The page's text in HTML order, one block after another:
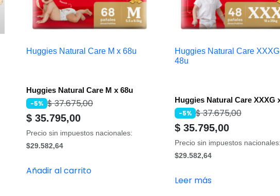
Huggies Natural Care M x 68u
Huggies Natural Care M x 68u
-5% $37.675,00
$ 35.795,00
Precio sin impuestos nacionales:
$29.582,64
Añadir al carrito
Huggies Natural Care
48u
Huggies Natural Care XXXG
-5% $37.675,00
$35.795,00
Precio sin impuestos nacionales:
$29.582,64
Leer más